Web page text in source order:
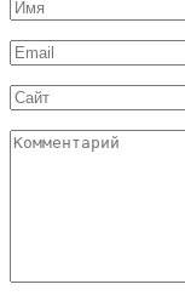
*
Email
*
Сайт
Комментарий